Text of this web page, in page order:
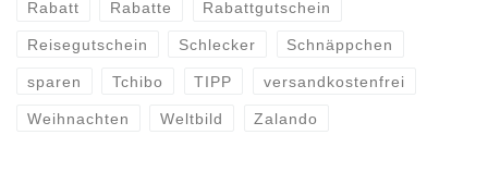
Rabatt Rabatte Rabattgutschein
Reisegutschein Schlecker Schnäppchen
sparen Tchibo TIPP versandkostenfrei
Weihnachten Weltbild Zalando